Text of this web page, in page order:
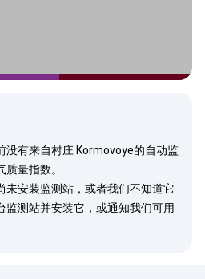
没有来自村庄 Kormovoye的自动监
量指数。
未安装监测站，或者我们不知道它
监测站并安装它，或通知我们可用